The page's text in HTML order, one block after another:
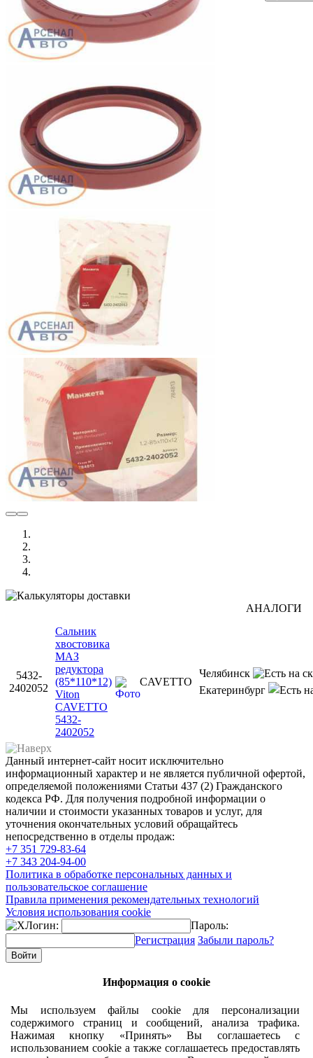
АНАЛОГИ
5432-
2402052
Сальник
хвостовика
МАЗ
редуктора
(85*110*12)
Viton
CAVETTO
5432-
2402052
CAVETTO
Челябинск
Екатеринбург
Данный интернет-сайт носит исключительно
информационный характер и не является публичной офертой,
определяемой положениями Статьи 437 (2) Гражданского
кодекса РФ. Для получения подробной информации о
наличии и стоимости указанных товаров и услуг, для
уточнения окончательных условий обращайтесь
непосредственно в отделы продаж:
+7 351 729-83-64
+7 343 204-94-00
Политика в обработке персональных данных и
пользовательское соглашение
Правила применения рекомендательных технологий
Условия использования cookie
Логин:
Пароль:
Регистрация Забыли пароль?
Информация о cookie
Мы используем файлы cookie для персонализации
содержимого страниц и сообщений, анализа трафика.
Нажимая кнопку «Принять» Вы соглашаетесь с
использованием cookie а также соглашаетесь предоставлять